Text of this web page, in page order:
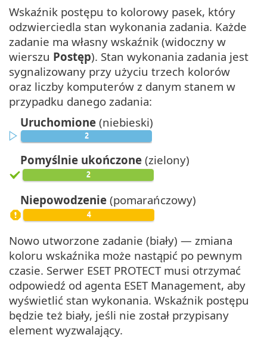
Wskaźnik postępu to kolorowy pasek, który
odzwierciedla stan wykonania zadania. Każde
zadanie ma własny wskaźnik (widoczny w
wierszu Postęp). Stan wykonania zadania jest
sygnalizowany przy użyciu trzech kolorów
oraz liczby komputerów z danym stanem w
przypadku danego zadania:
Uruchomione (niebieski)
Pomyślnie ukończone (zielony)
Niepowodzenie (pomarańczowy)
Nowo utworzone zadanie (biały) — zmiana
koloru wskaźnika może nastąpić po pewnym
czasie. Serwer ESET PROTECT musi otrzymać
odpowiedź od agenta ESET Management, aby
wyświetlić stan wykonania. Wskaźnik postępu
będzie też biały, jeśli nie został przypisany
element wyzwalający.